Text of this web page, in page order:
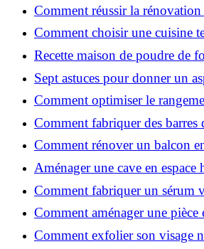
utiliserez vraiment ?
Comment réussir la
ville en 2026 ?
Comment choisir une cuisine
rénovation en 2026 ?
Recette maison de poudre de
Sept astuces pour donner un
à votre cuisine
Comment optimiser le
et gagner de la place ?
Comment fabriquer des barres
de karité ?
Comment rénover un balcon
budget et matériaux ?
Aménager une cave en espace
essentielles
Comment fabriquer un sérum
l'huile de rose musquée ?
Comment aménager une pièce
efficacement ?
Comment exfolier son visage